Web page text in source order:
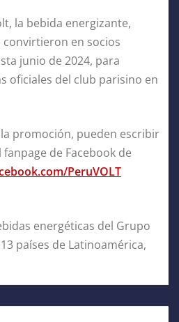
la bebida energizante,
convirtieron en socios
junio de 2024, para
oficiales del club parisino en
promoción, pueden escribir
de Facebook de
PeruVOLT
energéticas del Grupo
países de Latinoamérica,